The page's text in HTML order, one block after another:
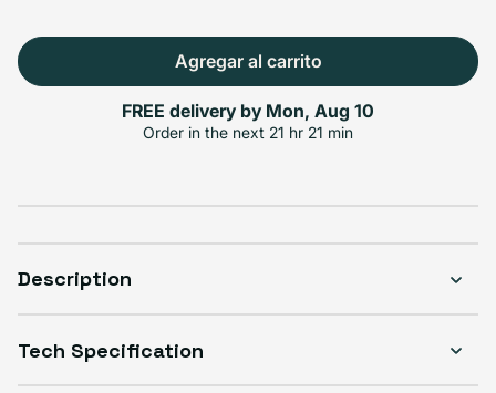
Select Condición
Good
Great
Agregar al carrito
FREE delivery by Mon, Aug 10
Order in the next 21 hr 21 min
Description
Tech Specification